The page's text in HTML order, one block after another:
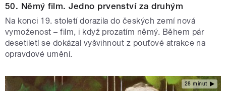
50. Němý film. Jedno prvenství za druhým
Na konci 19. století dorazila do českých zemí nová
vymoženost – film, i když prozatím němý. Během pár
desetiletí se dokázal vyšvihnout z pouťové atrakce na
opravdové umění.
28 minut